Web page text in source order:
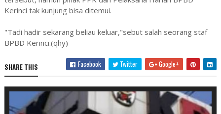
Kerinci tak kunjung bisa ditemui.
"Tadi hadir sekarang beliau keluar,"sebut salah seorang staf
BPBD Kerinci.(qhy)
SHARE THIS Facebook Twitter Google+